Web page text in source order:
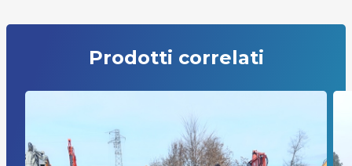
Prodotti correlati